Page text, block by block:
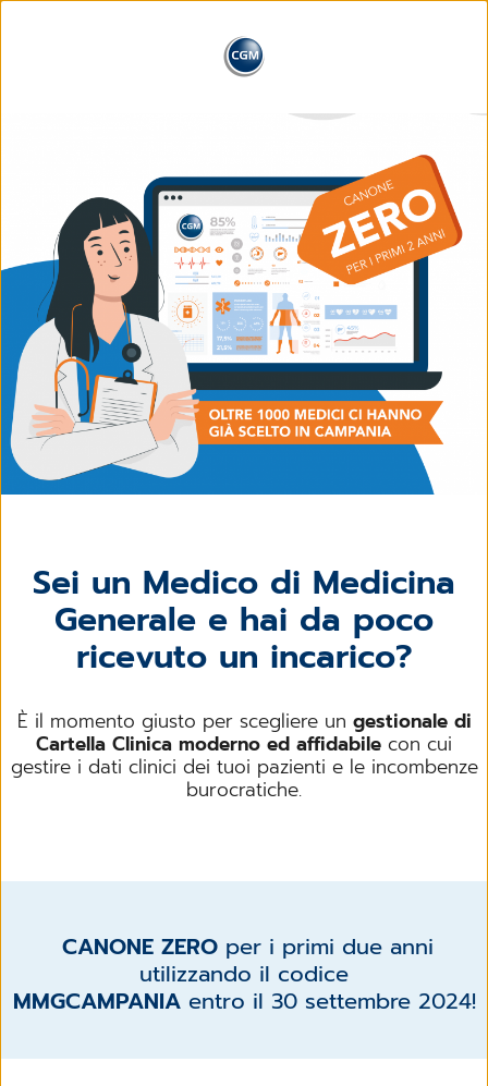
Sei un Medico di Medicina
Generale e hai da poco
ricevuto un incarico?
È il momento giusto per scegliere un gestionale di
Cartella Clinica moderno ed affidabile con cui
gestire i dati clinici dei tuoi pazienti e le incombenze
burocratiche.
CANONE ZERO per i primi due anni
utilizzando il codice
MMGCAMPANIA entro il 30 settembre 2024!